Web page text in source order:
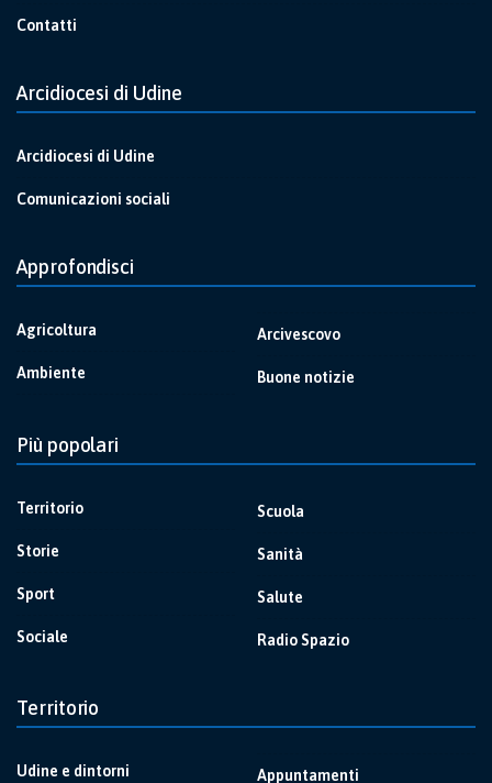
Contatti
Arcidiocesi di Udine
Arcidiocesi di Udine
Comunicazioni sociali
Approfondisci
Agricoltura
Ambiente
Arcivescovo
Buone notizie
Più popolari
Territorio
Storie
Sport
Sociale
Scuola
Sanità
Salute
Radio Spazio
Territorio
Udine e dintorni Appuntamenti